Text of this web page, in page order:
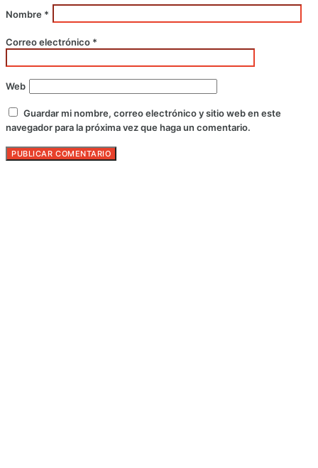
Nombre *
Correo electrónico *
Web
Guardar mi nombre, correo electrónico y sitio web en este
navegador para la próxima vez que haga un comentario.